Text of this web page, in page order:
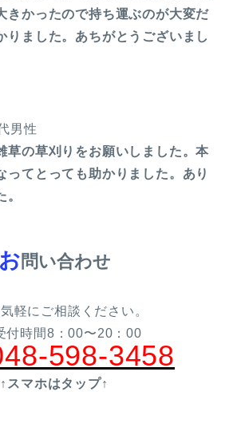
きかったので持ち運ぶのが大変だ
りました。あちがとうございまし
男性
草の草刈りをお願いしました。本
ってとっても助かりました。あり
お問い合わせ
軽にご相談ください。
付時間8：00〜20：00
598-3458
↑スマホはタップ↑